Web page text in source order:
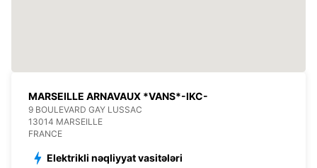
MARSEILLE ARNAVAUX *VANS*-IKC-
9 BOULEVARD GAY LUSSAC
13014 MARSEILLE
FRANCE
Elektrikli nəqliyyat vasitələri